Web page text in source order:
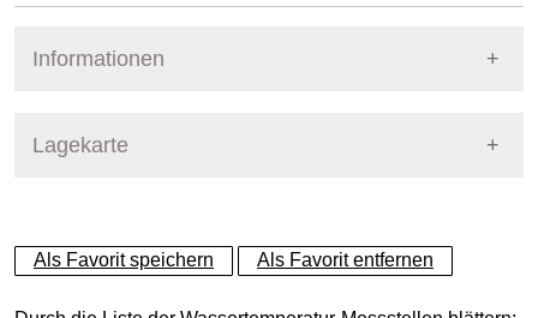
Informationen
Lagekarte
+
−
Als Favorit speichern Als Favorit entfernen